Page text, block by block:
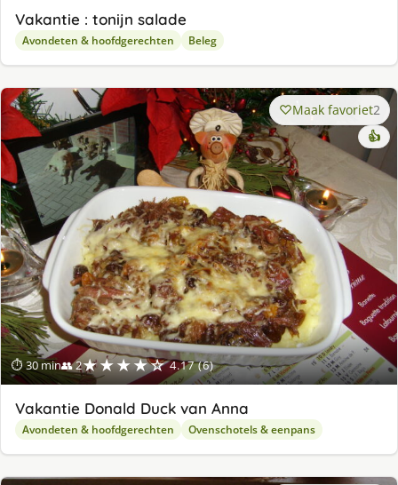
Vakantie : tonijn salade
Avondeten & hoofdgerechten Beleg
⏱ 30 min👥 2★★★★☆ 4.17 (6)
Maak favoriet2
👍
Vakantie Donald Duck van Anna
Avondeten & hoofdgerechten Ovenschotels & eenpans